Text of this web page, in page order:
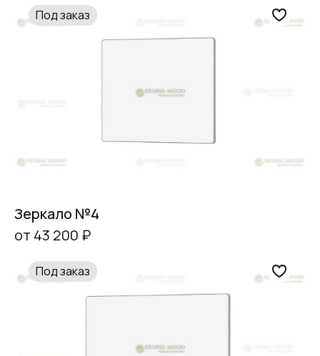
Под заказ
Зеркало №4
от 43 200 ₽
Под заказ